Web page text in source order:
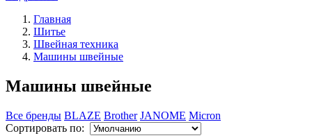
Главная
Шитье
Швейная техника
Машины швейные
Машины швейные
Все бренды BLAZE Brother JANOME Micron
Сортировать по: